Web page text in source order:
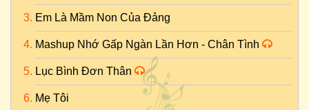
Em Là Mầm Non Của Đảng
Mashup Nhớ Gấp Ngàn Lần Hơn - Chân Tình
Lục Bình Đơn Thân
Mẹ Tôi